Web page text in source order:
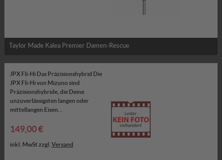
Taylor Made Kalea Premier Damen-Rescue
JPX Fli-Hi Das Präzisionshybrid Die
JPX Fli-Hi von Mizuno sind
Präzisionshybride, die Deine
unzuverlässigsten langen oder
mittellangen Eisen...
149,00 €
inkl. MwSt zzgl. Versand